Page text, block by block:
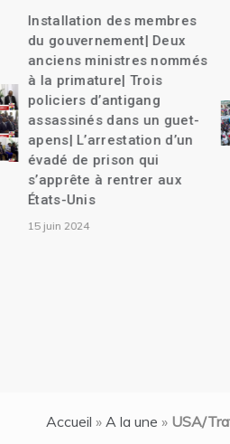
des membres
Deux
ministres nommés
Trois
d’antigang
dans un guet-
d’un
prison qui
à rentrer aux
Accueil » A la une » USA/